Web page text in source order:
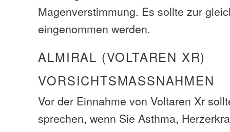
Magenverstimmung. Es sollte zur
eingenommen werden.
ALMIRAL (VOLTAREN XR)
VORSICHTSMASSNAHMEN
Vor der Einnahme von Voltaren Xr
sprechen, wenn Sie Asthma,